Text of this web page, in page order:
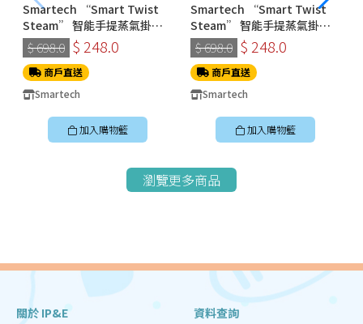
Smartech “Smart Twist
Steam” 智能手提蒸氣掛燙
機 (SS-8108)
$ 698.0 $ 248.0
商戶直送
Smartech
加入購物籃
Smartech “Smart Twist
Steam” 智能手提蒸氣掛燙
機 (SS-8108)
$ 698.0 $ 248.0
商戶直送
Smartech
加入購物籃
瀏覽更多商品
關於 IP&E 資料查詢